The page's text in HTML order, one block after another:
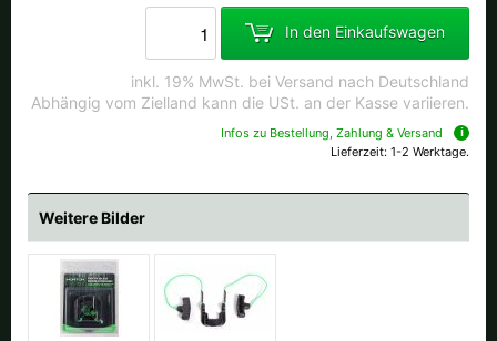
In den Einkaufswagen
inkl. 19% MwSt. bei Versand nach Deutschland
Abhängig vom Zielland kann die USt. an der Kasse variieren.
Infos zu Bestellung, Zahlung & Versand
Lieferzeit: 1-2 Werktage.
Weitere Bilder
Alle verfügbaren Versandregionen: